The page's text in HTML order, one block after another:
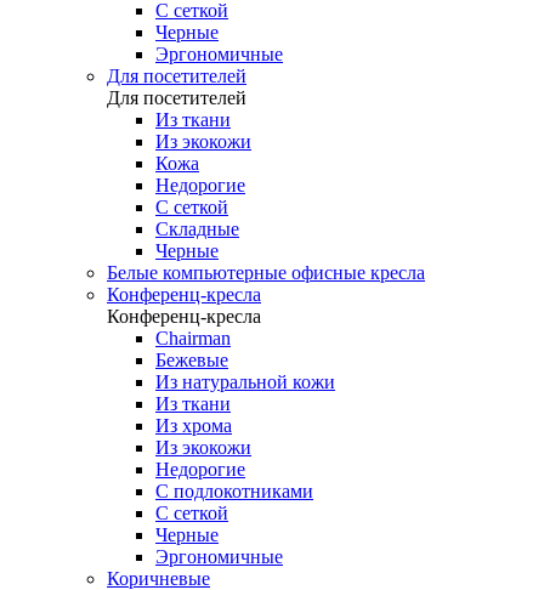
С сеткой
Черные
Эргономичные
Для посетителей
Для посетителей
Из ткани
Из экокожи
Кожа
Недорогие
С сеткой
Складные
Черные
Белые компьютерные офисные кресла
Конференц-кресла
Конференц-кресла
Chairman
Бежевые
Из натуральной кожи
Из ткани
Из хрома
Из экокожи
Недорогие
С подлокотниками
С сеткой
Черные
Эргономичные
Коричневые